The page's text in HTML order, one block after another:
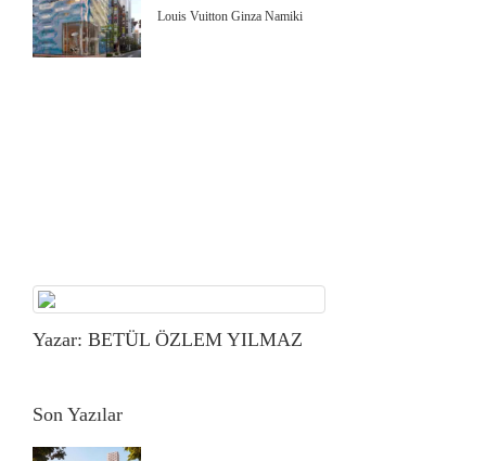
Louis Vuitton Ginza Namiki
Yazar: BETÜL ÖZLEM YILMAZ
Son Yazılar